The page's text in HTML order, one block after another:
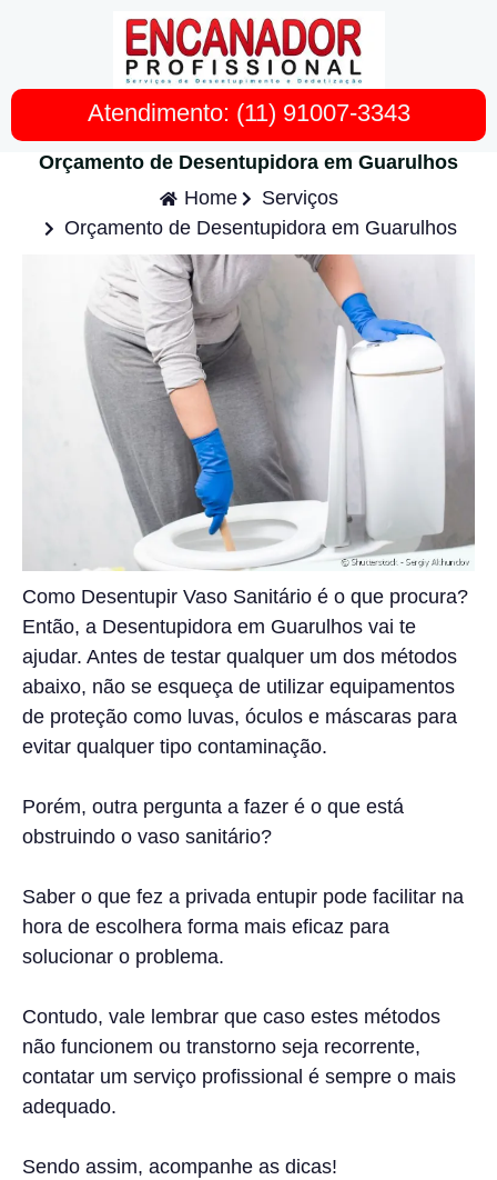
Atendimento: (11) 91007-3343
Orçamento de Desentupidora em Guarulhos
Home
Serviços
Orçamento de Desentupidora em Guarulhos
Como Desentupir Vaso Sanitário é o que procura?
Então, a Desentupidora em Guarulhos vai te
ajudar. Antes de testar qualquer um dos métodos
abaixo, não se esqueça de utilizar equipamentos
de proteção como luvas, óculos e máscaras para
evitar qualquer tipo contaminação.
Porém, outra pergunta a fazer é o que está
obstruindo o vaso sanitário?
Saber o que fez a privada entupir pode facilitar na
hora de escolhera forma mais eficaz para
solucionar o problema.
Contudo, vale lembrar que caso estes métodos
não funcionem ou transtorno seja recorrente,
contatar um serviço profissional é sempre o mais
adequado.
Sendo assim, acompanhe as dicas!